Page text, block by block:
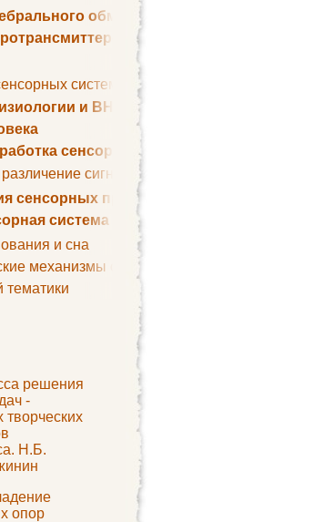
обмена веществ
систем
и ВНД
сенсорных сигналов
сигналов. Сенсорная рецепция
сенсорных процессов
система
и сна
механизмы сна
тематики
решения
-
Н.Б.
опор